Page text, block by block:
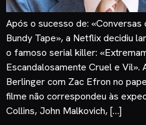
Após o sucesso de: «Conversas
Bundy Tape», a Netflix decidiu
o famoso serial killer:
Escandalosamente Cruel e
Berlinger com Zac Efron no
filme não correspondeu às
Collins, John Malkovich, […]